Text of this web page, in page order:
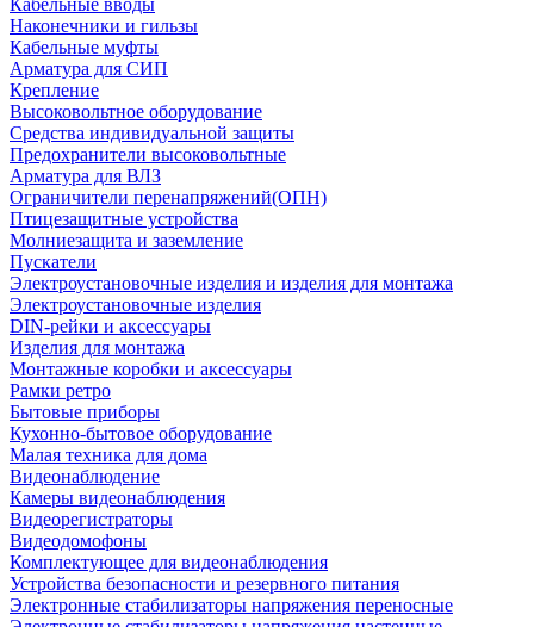
Кабельные вводы
Наконечники и гильзы
Кабельные муфты
Арматура для СИП
Крепление
Высоковольтное оборудование
Средства индивидуальной защиты
Предохранители высоковольтные
Арматура для ВЛЗ
Ограничители перенапряжений(ОПН)
Птицезащитные устройства
Молниезащита и заземление
Пускатели
Электроустановочные изделия и изделия для монтажа
Электроустановочные изделия
DIN-рейки и аксессуары
Изделия для монтажа
Монтажные коробки и аксессуары
Рамки ретро
Бытовые приборы
Кухонно-бытовое оборудование
Малая техника для дома
Видеонаблюдение
Камеры видеонаблюдения
Видеорегистраторы
Видеодомофоны
Комплектующее для видеонаблюдения
Устройства безопасности и резервного питания
Электронные стабилизаторы напряжения переносные